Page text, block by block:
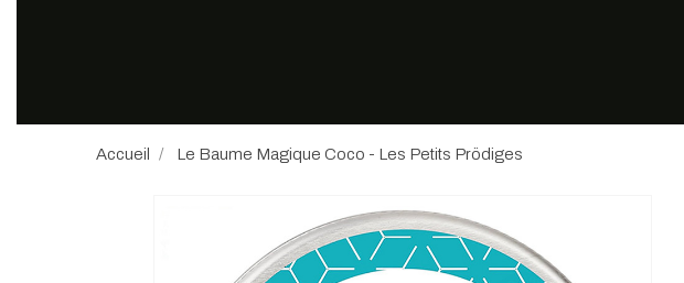
Accueil Le Baume Magique Coco - Les Petits Prödiges